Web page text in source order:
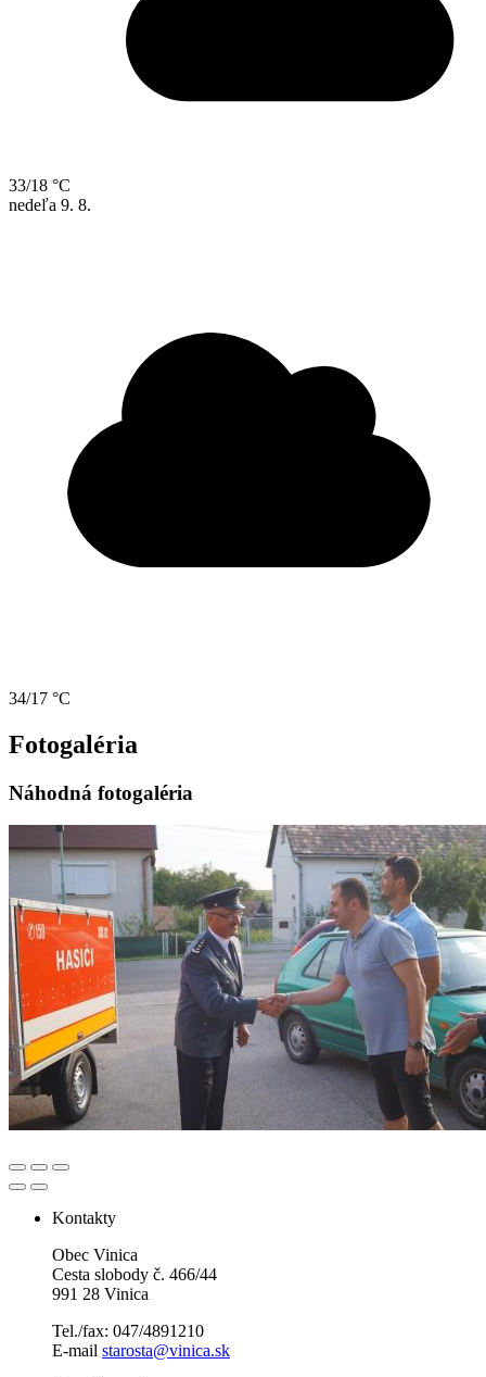
33/18 °C
nedeľa 9. 8.
34/17 °C
Fotogaléria
Náhodná fotogaléria
Kontakty
Obec Vinica
Cesta slobody č. 466/44
991 28 Vinica
Tel./fax: 047/4891210
E-mail starosta@vinica.sk